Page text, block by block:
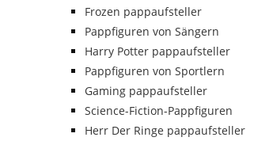
Frozen pappaufsteller
Pappfiguren von Sängern
Harry Potter pappaufsteller
Pappfiguren von Sportlern
Gaming pappaufsteller
Science-Fiction-Pappfiguren
Herr Der Ringe pappaufsteller